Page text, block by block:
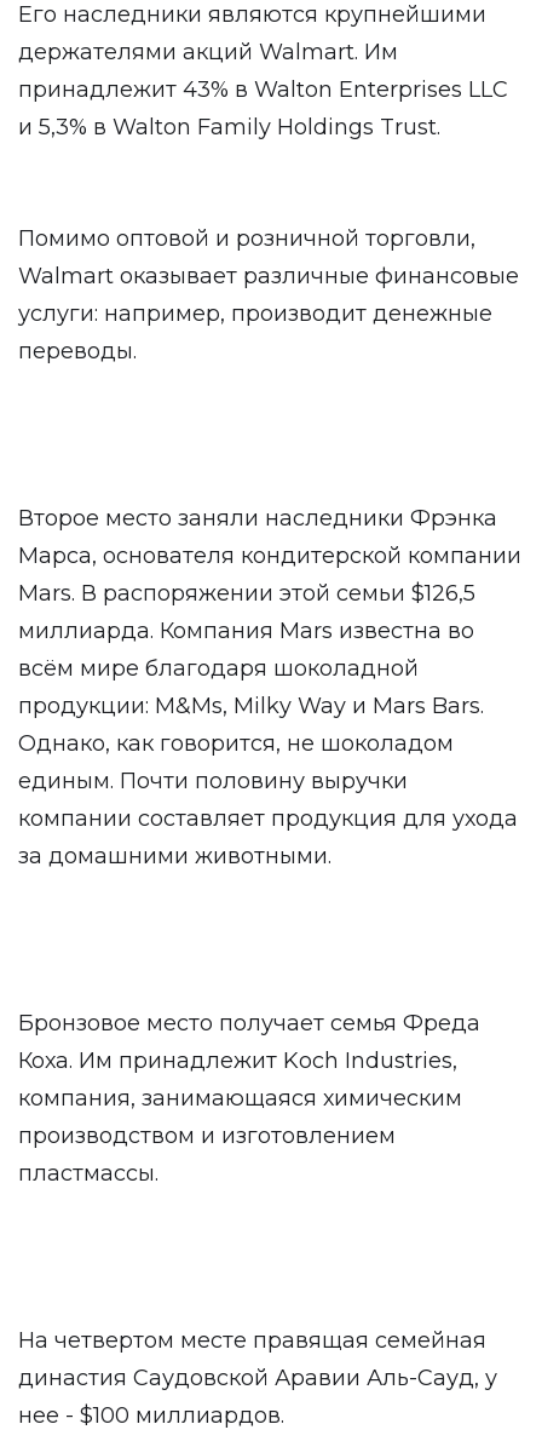
Его наследники являются крупнейшими
держателями акций Walmart. Им
принадлежит 43% в Walton Enterprises LLC
и 5,3% в Walton Family Holdings Trust.
Помимо оптовой и розничной торговли,
Walmart оказывает различные финансовые
услуги: например, производит денежные
переводы.
Второе место заняли наследники Фрэнка
Марса, основателя кондитерской компании
Mars. В распоряжении этой семьи $126,5
миллиарда. Компания Mars известна во
всём мире благодаря шоколадной
продукции: M&Ms, Milky Way и Mars Bars.
Однако, как говорится, не шоколадом
единым. Почти половину выручки
компании составляет продукция для ухода
за домашними животными.
Бронзовое место получает семья Фреда
Коха. Им принадлежит Koch Industries,
компания, занимающаяся химическим
производством и изготовлением
пластмассы.
На четвертом месте правящая семейная
династия Саудовской Аравии Аль-Сауд, у
нее - $100 миллиардов.